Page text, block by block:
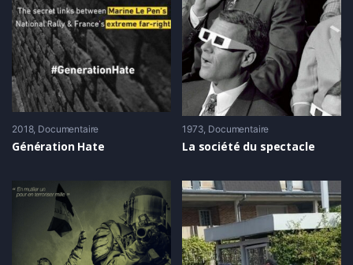
2018 Documentaire
Génération Hate
1973 Documentaire
La société du spectacle